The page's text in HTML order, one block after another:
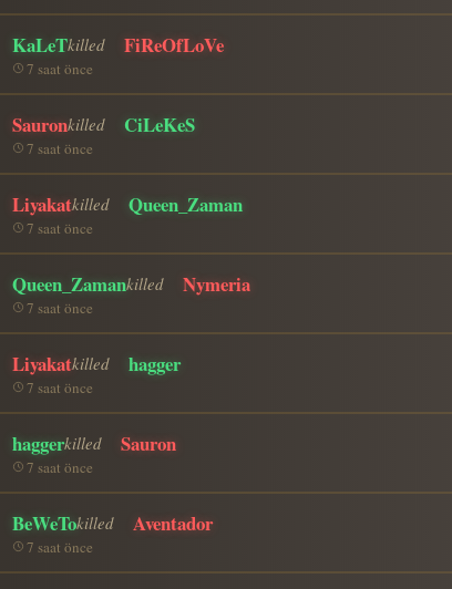
KaLeTkilled FiReOfLoVe
7 saat önce
Sauronkilled CiLeKeS
7 saat önce
Liyakatkilled Queen_Zaman
7 saat önce
Queen_Zamankilled Nymeria
7 saat önce
Liyakatkilled hagger
7 saat önce
haggerkilled Sauron
7 saat önce
BeWeTokilled Aventador
7 saat önce